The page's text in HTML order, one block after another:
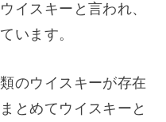
イスキーと言われ、
います。
のウイスキーが存在
とめてウイスキーと